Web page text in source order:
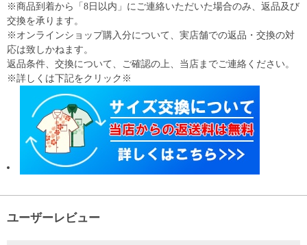
※商品到着から「8日以内」にご連絡いただいた場合のみ、返品及び
交換を承ります。
※オンラインショップ購入分について、実店舗での返品・交換の対
応は致しかねます。
返品条件、交換について、ご確認の上、当店までご連絡ください。
※詳しくは下記をクリック※
ユーザーレビュー